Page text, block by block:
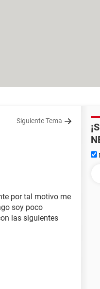
Siguiente Tema
por tal motivo me
soy poco
las siguientes